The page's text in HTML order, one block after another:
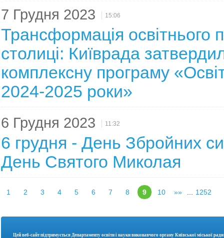
7 Грудня 2023 15:06
Трансформація освітнього
столиці: Київрада
комплексну програму
2024-2025 роки»
6 Грудня 2023 11:32
6 грудня - День Збройних
День Святого Миколая
1 2 3 4 5 6 7 8 9 10 »» 1252
Цей веб-сайт підтримується Департаменту освіти і науки виконавчого органу Київської міської